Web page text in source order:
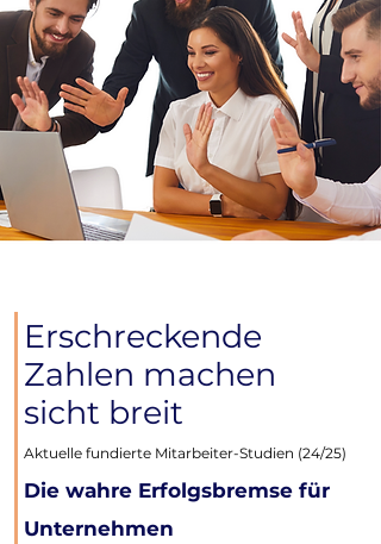
Erschreckende
Zahlen machen
sicht breit
Aktuelle fundierte Mitarbeiter-Studien (24/25)
Die wahre Erfolgsbremse für
Unternehmen